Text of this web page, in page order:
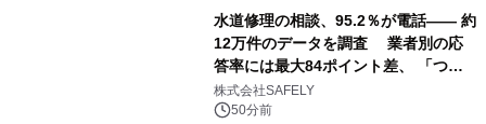
水道修理の相談、95.2％が電話―― 約
12万件のデータを調査 業者別の応
答率には最大84ポイント差、 「つな
がりやすさ」も選定基準に
株式会社SAFELY
50分前